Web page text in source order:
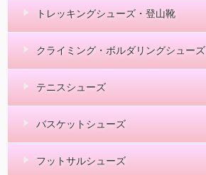
トレッキングシューズ・登山靴
クライミング・ボルダリングシューズ
テニスシューズ
バスケットシューズ
フットサルシューズ